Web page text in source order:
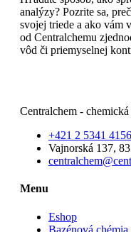
analýzy? Pozrite sa,
svojej triede a ako vám
od Centralchemu
vôd či priemyselnej
Centralchem -
+421 2 5341 4156
Vajnorská 137,
Menu
Eshop
Bazénová chémia